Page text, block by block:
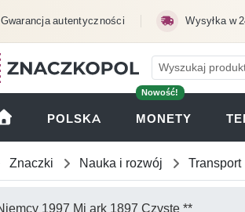
Gwarancja autentyczności Wysyłka w
POLSKA
Nowość!
MONETY
Znaczki Nauka i rozwój Transport